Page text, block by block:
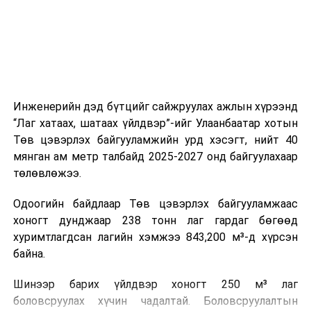
өдөр тутмын ажлын бэлэн байдлыг хангах зэрэг
практик ур чадварыг сургалтын хөтөлбөрт тусгажээ.
Сургалтыг танилцуулах лекц, асуулт-хариулт,
жишээнд суурилсан сургалт, багаар ажиллах дасгал,
танилцах, онцгой нөхцөлд ажиллах дадлага зэрэг
онол, практик хосолсон хэлбэрээр зохион байгуулж
байна.
зохион байгуулах Үндэсний хорооны Ажлын алба,
Нийслэлийн тээврийн газар, Автотээврийн үндэсний
Инженерийн дэд бүтцийг сайжруулах ажлын хүрээнд
“Лаг хатаах, шатаах үйлдвэр”-ийг Улаанбаатар хотын
Төв цэвэрлэх байгууламжийн урд хэсэгт, нийт 40
мянган ам метр талбайд 2025-2027 онд байгуулахаар
төлөвлөжээ.
Одоогийн байдлаар Төв цэвэрлэх байгууламжаас
хоногт дунджаар 238 тонн лаг гардаг бөгөөд
хуримтлагдсан лагийн хэмжээ 843,200 м³-д хүрсэн
байна.
Шинээр барих үйлдвэр хоногт 250 м³ лаг
боловсруулах хүчин чадалтай. Боловсруулалтын